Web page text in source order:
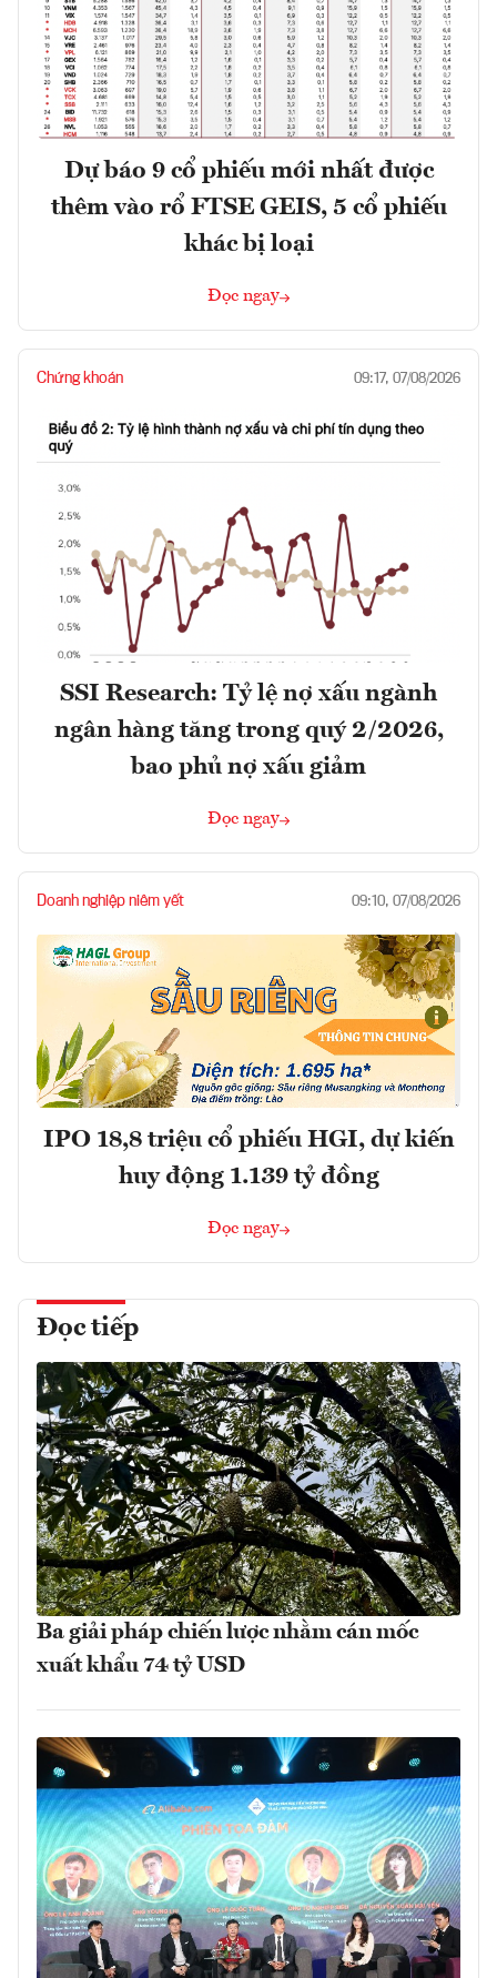
Dự báo 9 cổ phiếu mới nhất được
thêm vào rổ FTSE GEIS, 5 cổ phiếu
khác bị loại
Đọc ngay
Chứng khoán 09:17, 07/08/2026
SSI Research: Tỷ lệ nợ xấu ngành
ngân hàng tăng trong quý 2/2026,
bao phủ nợ xấu giảm
Đọc ngay
Doanh nghiệp niêm yết 09:10, 07/08/2026
IPO 18,8 triệu cổ phiếu HGI, dự kiến
huy động 1.139 tỷ đồng
Đọc ngay
Đọc tiếp
Ba giải pháp chiến lược nhằm cán mốc
xuất khẩu 74 tỷ USD